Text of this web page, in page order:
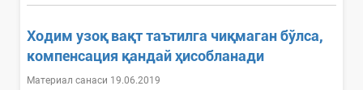
Ходим узоқ вақт таътилга чиқмаган бўлса,
компенсация қандай ҳисобланади
Материал санаси 19.06.2019